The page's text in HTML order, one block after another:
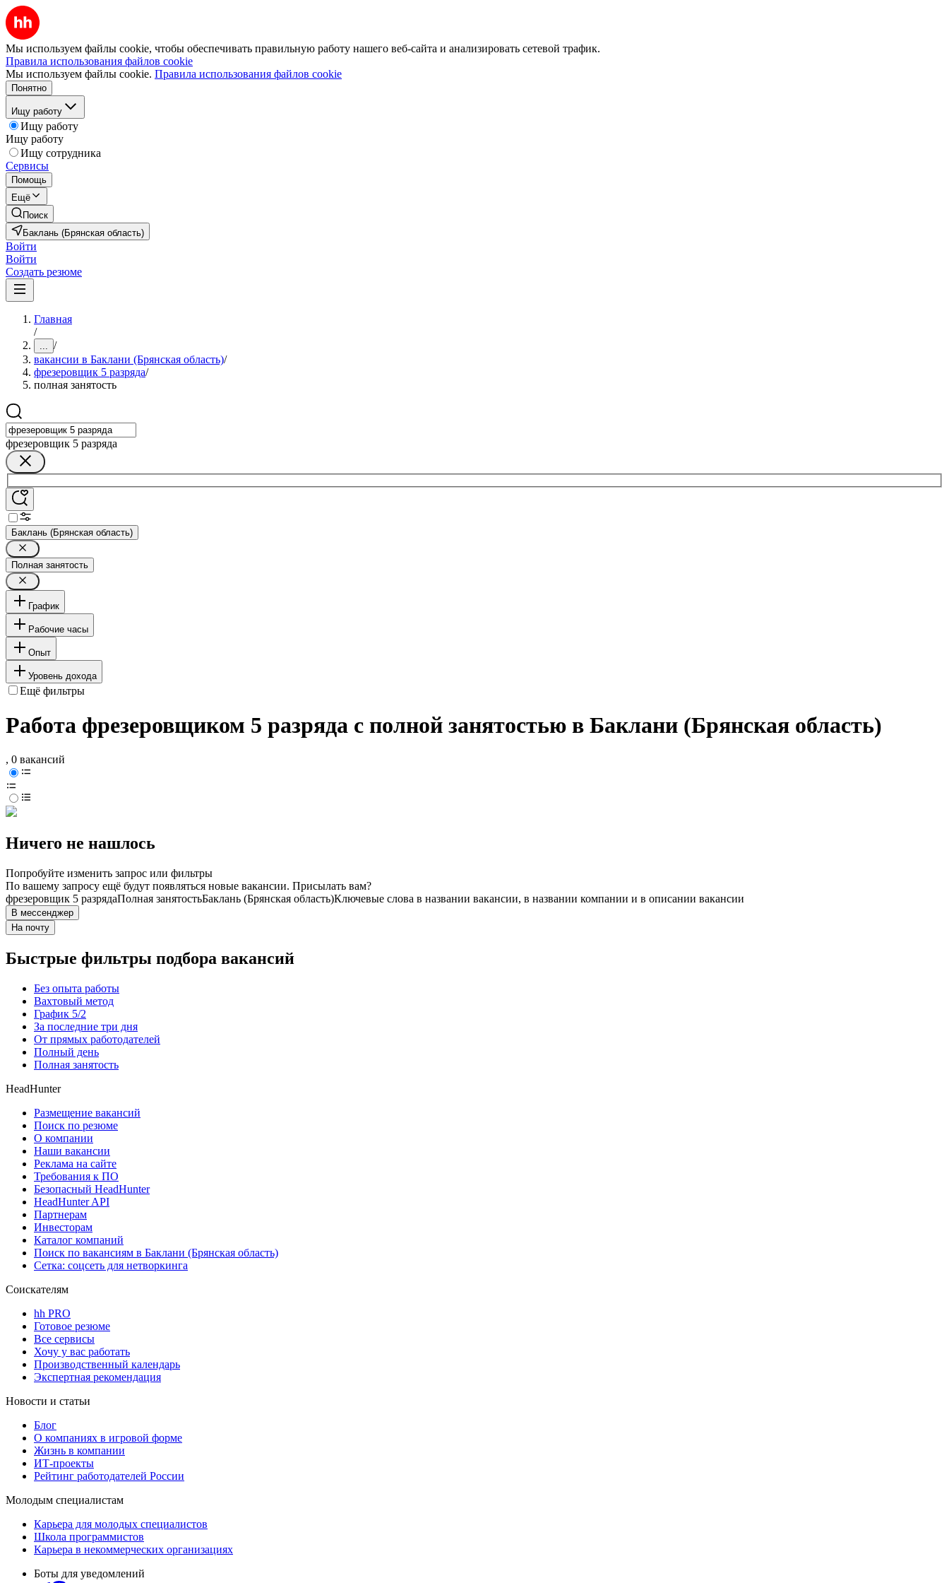
Мы используем файлы cookie, чтобы обеспечивать правильную работу нашего веб-сайта и анализировать сетевой трафик.
Правила использования файлов cookie
Мы используем файлы cookie. Правила использования файлов cookie
Понятно
Ищу работу
Ищу работу
Ищу работу
Ищу сотрудника
Сервисы
Помощь
Ещё
Поиск
Баклань (Брянская область)
Войти
Войти
Создать резюме
Главная
/
... /
вакансии в Баклани (Брянская область)/
фрезеровщик 5 разряда/
полная занятость
фрезеровщик 5 разряда
Баклань (Брянская область)
Полная занятость
График
Рабочие часы
Опыт
Уровень дохода
Ещё фильтры
Работа фрезеровщиком 5 разряда с полной занятостью в Баклани (Брянская область)
, 0 вакансий
Ничего не нашлось
Попробуйте изменить запрос или фильтры
По вашему запросу ещё будут появляться новые вакансии. Присылать вам?
фрезеровщик 5 разрядаПолная занятостьБаклань (Брянская область)Ключевые слова в названии вакансии, в названии компании и в описании вакансии
В мессенджер
На почту
Быстрые фильтры подбора вакансий
Без опыта работы
Вахтовый метод
График 5/2
За последние три дня
От прямых работодателей
Полный день
Полная занятость
HeadHunter
Размещение вакансий
Поиск по резюме
О компании
Наши вакансии
Реклама на сайте
Требования к ПО
Безопасный HeadHunter
HeadHunter API
Партнерам
Инвесторам
Каталог компаний
Поиск по вакансиям в Баклани (Брянская область)
Сетка: соцсеть для нетворкинга
Соискателям
hh PRO
Готовое резюме
Все сервисы
Хочу у вас работать
Производственный календарь
Экспертная рекомендация
Новости и статьи
Блог
О компаниях в игровой форме
Жизнь в компании
ИТ-проекты
Рейтинг работодателей России
Молодым специалистам
Карьера для молодых специалистов
Школа программистов
Карьера в некоммерческих организациях
Боты для уведомлений